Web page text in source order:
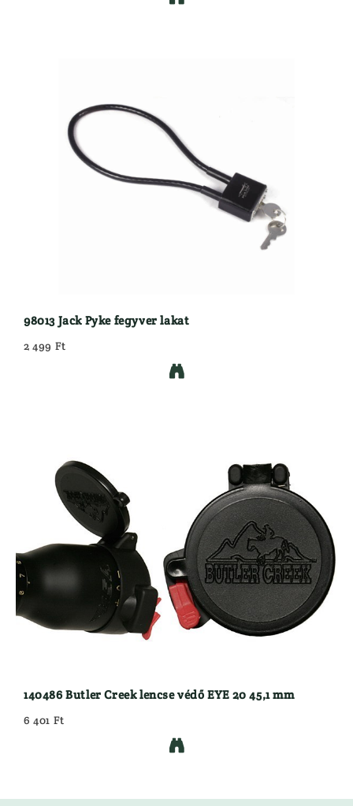
98013 Jack Pyke fegyver lakat
2 499 Ft

140486 Butler Creek lencse védő EYE 20 45,1 mm
6 401 Ft
